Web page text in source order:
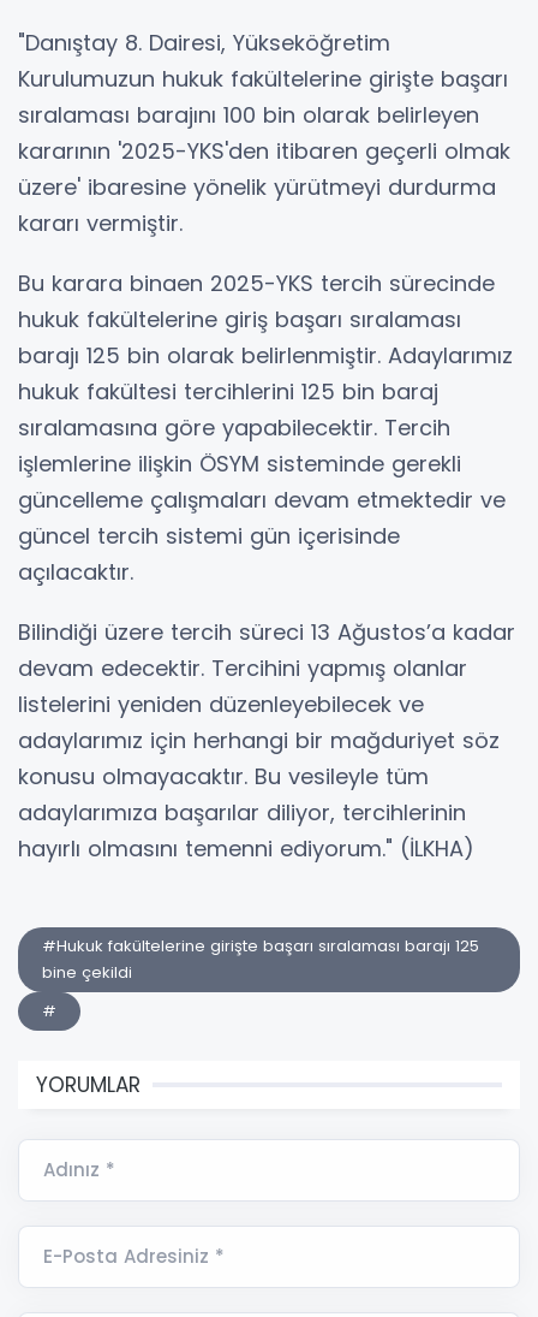
"Danıştay 8. Dairesi, Yükseköğretim
Kurulumuzun hukuk fakültelerine girişte başarı
sıralaması barajını 100 bin olarak belirleyen
kararının '2025-YKS'den itibaren geçerli olmak
üzere' ibaresine yönelik yürütmeyi durdurma
kararı vermiştir.
Bu karara binaen 2025-YKS tercih sürecinde
hukuk fakültelerine giriş başarı sıralaması
barajı 125 bin olarak belirlenmiştir. Adaylarımız
hukuk fakültesi tercihlerini 125 bin baraj
sıralamasına göre yapabilecektir. Tercih
işlemlerine ilişkin ÖSYM sisteminde gerekli
güncelleme çalışmaları devam etmektedir ve
güncel tercih sistemi gün içerisinde
açılacaktır.
Bilindiği üzere tercih süreci 13 Ağustos’a kadar
devam edecektir. Tercihini yapmış olanlar
listelerini yeniden düzenleyebilecek ve
adaylarımız için herhangi bir mağduriyet söz
konusu olmayacaktır. Bu vesileyle tüm
adaylarımıza başarılar diliyor, tercihlerinin
hayırlı olmasını temenni ediyorum." (İLKHA)
#Hukuk fakültelerine girişte başarı sıralaması barajı 125
bine çekildi
#
YORUMLAR
Adınız *
E-Posta Adresiniz *